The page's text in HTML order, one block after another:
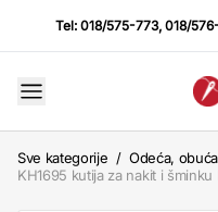
Tel:018/575-773,018/
Sve kategorije / Odeća,
KH1695 kutija za nakit i